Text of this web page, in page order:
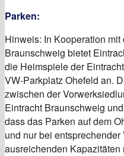
Parken:
Hinweis: In Kooperation
Braunschweig bietet
die Heimspiele der
VW-Parkplatz Ohefeld an.
zwischen der
Eintracht Braunschweig
dass das Parken auf dem
und nur bei entsprechender
ausreichenden Kapazitäten